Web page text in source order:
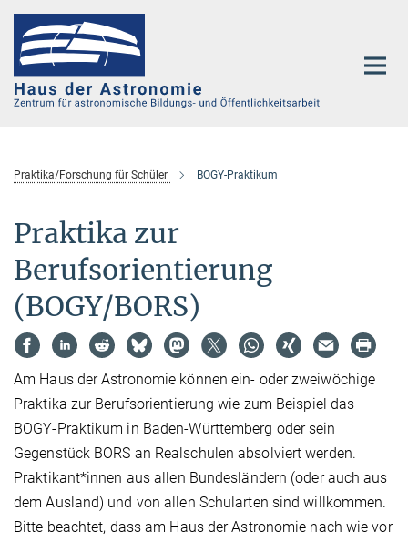
Hauptinhalt
Praktika/Forschung für Schüler BOGY-Praktikum
Praktika zur
Berufsorientierung
(BOGY/BORS)
Am Haus der Astronomie können ein- oder zweiwöchige
Praktika zur Berufsorientierung wie zum Beispiel das
BOGY-Praktikum in Baden-Württemberg oder sein
Gegenstück BORS an Realschulen absolviert werden.
Praktikant*innen aus allen Bundesländern (oder auch aus
dem Ausland) und von allen Schularten sind willkommen.
Bitte beachtet, dass am Haus der Astronomie nach wie vor